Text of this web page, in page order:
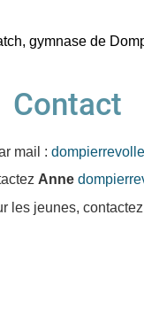
gymnase de
Contact
mail :
Anne
les jeunes, contactez